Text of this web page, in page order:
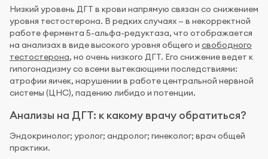
Низкий уровень ДГТ в крови напрямую связан со снижением
уровня тестостерона. В редких случаях — в некорректной
работе фермента 5-альфа-редуктаза, что отображается
на анализах в виде высокого уровня общего и свободного
тестостерона, но очень низкого ДГТ. Его снижение ведет к
гипогонадизму со всеми вытекающими последствиями:
атрофии яичек, нарушении в работе центральной нервной
системы (ЦНС), падению либидо и потенции.
Анализы на ДГТ: к какому врачу обратиться?
Эндокринолог; уролог; андролог; гинеколог; врач общей
практики.